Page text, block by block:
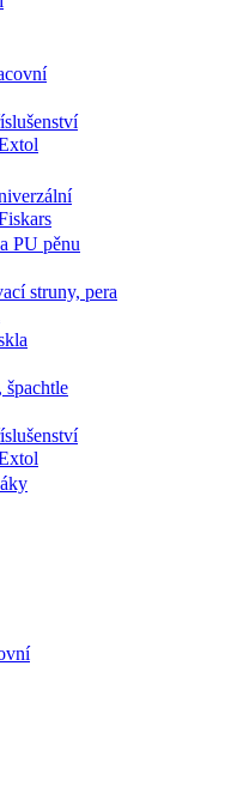
PU pěnu
struny, pera
špachtle